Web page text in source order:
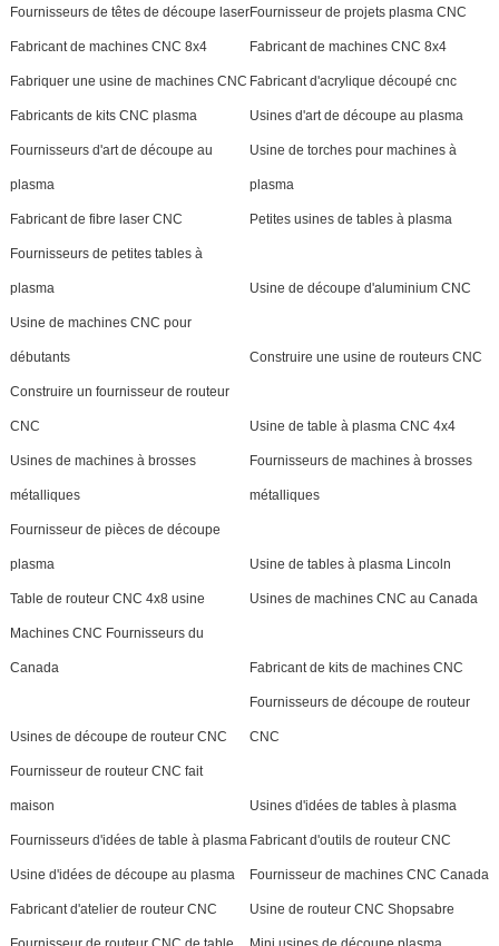
Fournisseurs de têtes de découpe laserFournisseur de projets plasma CNC
Fabricant de machines CNC 8x4 Fabricant de machines CNC 8x4
Fabriquer une usine de machines CNC Fabricant d'acrylique découpé cnc
Fabricants de kits CNC plasma Usines d'art de découpe au plasma
Fournisseurs d'art de découpe au
plasma
Usine de torches pour machines à
plasma
Fabricant de fibre laser CNC Petites usines de tables à plasma
Fournisseurs de petites tables à
plasma Usine de découpe d'aluminium CNC
Usine de machines CNC pour
débutants Construire une usine de routeurs CNC
Construire un fournisseur de routeur
CNC Usine de table à plasma CNC 4x4
Usines de machines à brosses
métalliques
Fournisseurs de machines à brosses
métalliques
Fournisseur de pièces de découpe
plasma Usine de tables à plasma Lincoln
Table de routeur CNC 4x8 usine Usines de machines CNC au Canada
Machines CNC Fournisseurs du
Canada Fabricant de kits de machines CNC
Usines de découpe de routeur CNC
Fournisseurs de découpe de routeur
CNC
Fournisseur de routeur CNC fait
maison Usines d'idées de tables à plasma
Fournisseurs d'idées de table à plasma Fabricant d'outils de routeur CNC
Usine d'idées de découpe au plasma Fournisseur de machines CNC Canada
Fabricant d'atelier de routeur CNC Usine de routeur CNC Shopsabre